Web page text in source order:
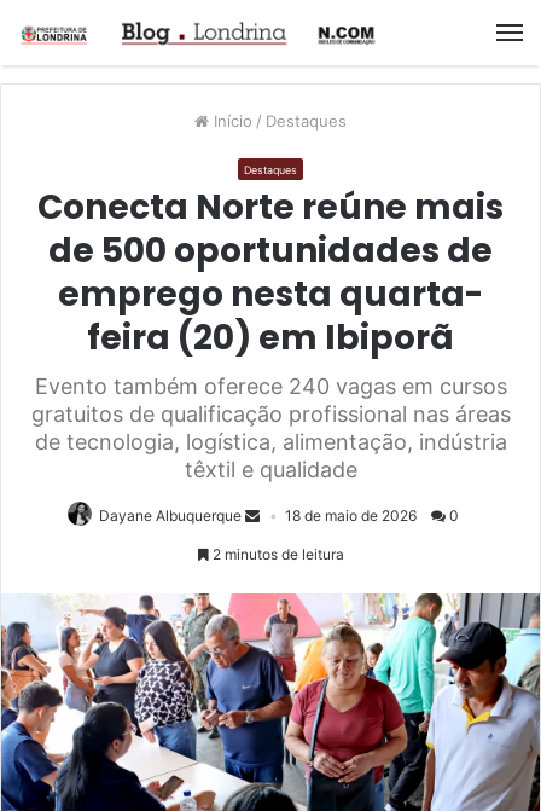
Início / Destaques
Destaques
Conecta Norte reúne mais
de 500 oportunidades de
emprego nesta quarta-
feira (20) em Ibiporã
Evento também oferece 240 vagas em cursos
gratuitos de qualificação profissional nas áreas
de tecnologia, logística, alimentação, indústria
têxtil e qualidade
Dayane Albuquerque 18 de maio de 2026 0
2 minutos de leitura